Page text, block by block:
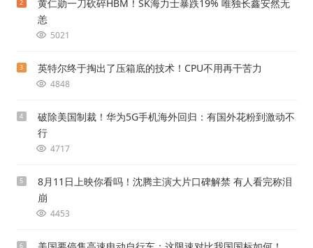
2
黄仁勋一刀砍碎HBM！SK海力士暴跌19% 唯独长鑫安然无
恙
5021
3 英特尔终于掏出了压箱底的技术！CPU不用再干苦力
4848
4
破除美国制裁！华为5G手机海外回归：有国外花粉到激动不
行
4717
5
8月11日上映你看吗！沈腾主演大片口碑解禁 有人看完称泪
崩
4453
6